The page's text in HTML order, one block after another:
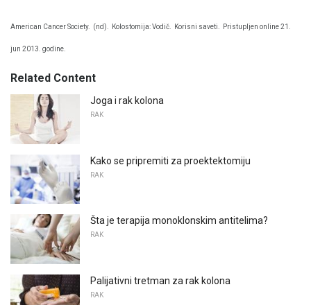
American Cancer Society. (nd). Kolostomija: Vodič. Korisni saveti. Pristupljen online 21.
jun 2013. godine.
Related Content
Joga i rak kolona
RAK
Kako se pripremiti za proektektomiju
RAK
Šta je terapija monoklonskim antitelima?
RAK
Palijativni tretman za rak kolona
RAK